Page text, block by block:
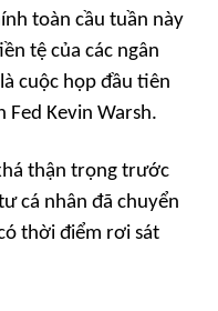
toàn cầu tuần này
tệ của các ngân
cuộc họp đầu tiên
Fed Kevin Warsh.
thận trọng trước
cá nhân đã chuyển
thời điểm rơi sát